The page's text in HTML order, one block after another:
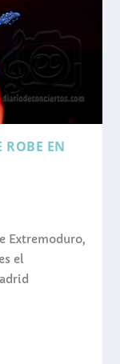
ROBE EN
Extremoduro,
el